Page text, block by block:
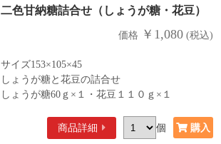
二色甘納糖詰合せ（しょうが糖・花豆）
価格 ￥1,080(税込)
サイズ153×105×45
しょうが糖と花豆の詰合せ
しょうが糖60ｇ×１・花豆１１０ｇ×１
商品詳細 個